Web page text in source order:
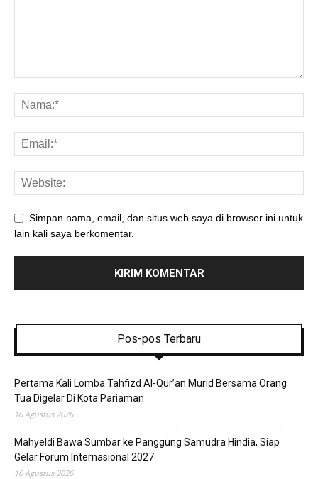
Simpan nama, email, dan situs web saya di browser ini untuk
lain kali saya berkomentar.
Pos-pos Terbaru
Pertama Kali Lomba Tahfizd Al-Qur’an Murid Bersama Orang
Tua Digelar Di Kota Pariaman
10 Agustus 2026
Mahyeldi Bawa Sumbar ke Panggung Samudra Hindia, Siap
Gelar Forum Internasional 2027
10 Agustus 2026